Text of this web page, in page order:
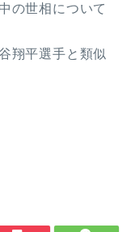
の世相について
翔平選手と類似